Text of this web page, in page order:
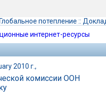
потепление ::
интернет-ресурсы
2010 г.,
комиссии ООН